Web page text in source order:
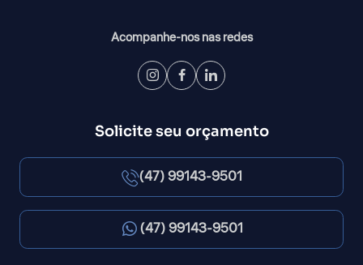
Acompanhe-nos nas redes
Solicite seu orçamento
(47) 99143-9501
(47) 99143-9501